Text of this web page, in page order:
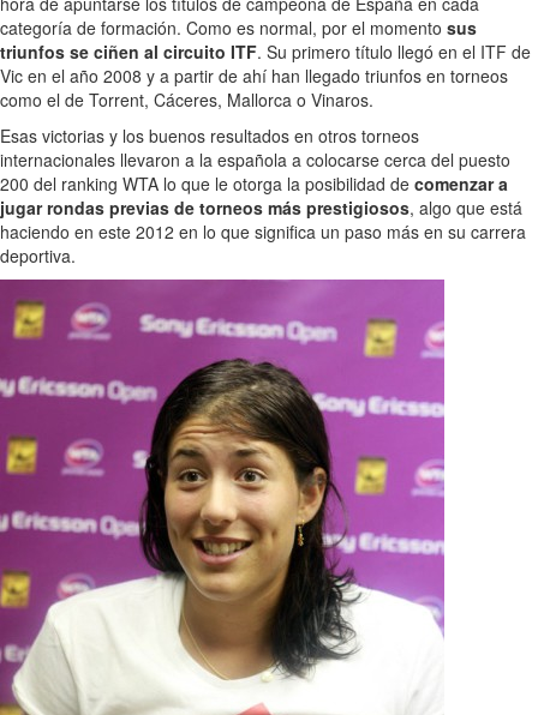
categoría de formación. Como es normal, por el momento sus
triunfos se ciñen al circuito ITF. Su primero título llegó en el ITF de
Vic en el año 2008 y a partir de ahí han llegado triunfos en torneos
como el de Torrent, Cáceres, Mallorca o Vinaros.
Esas victorias y los buenos resultados en otros torneos
internacionales llevaron a la española a colocarse cerca del puesto
200 del ranking WTA lo que le otorga la posibilidad de comenzar a
jugar rondas previas de torneos más prestigiosos, algo que está
haciendo en este 2012 en lo que significa un paso más en su carrera
deportiva.